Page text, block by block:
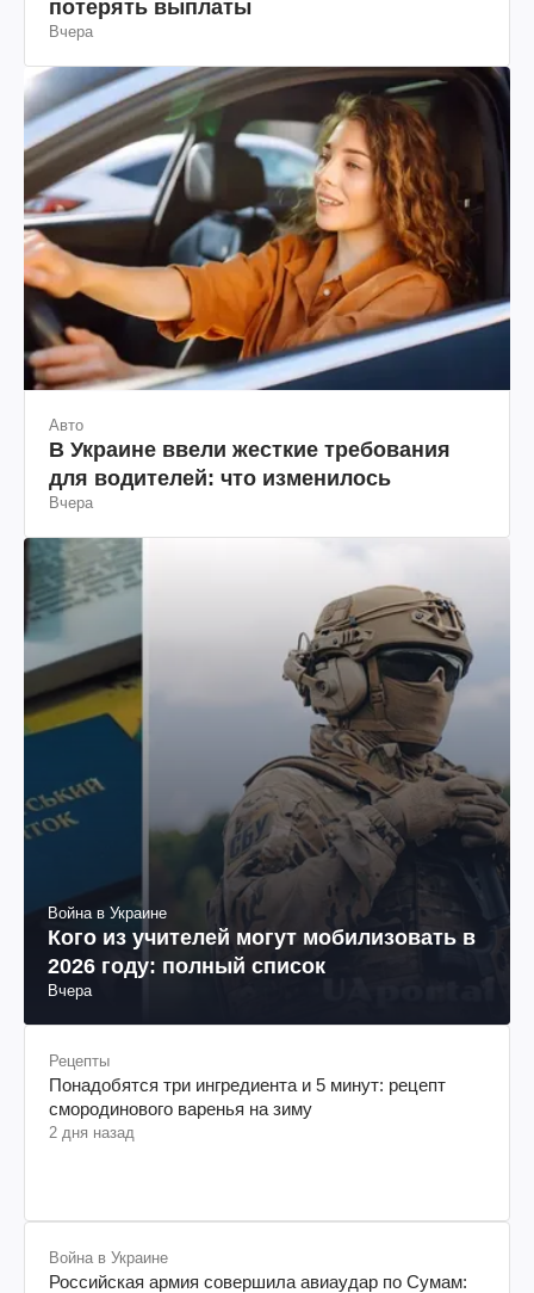
потерять выплаты
Вчера
Авто
В Украине ввели жесткие требования
для водителей: что изменилось
Вчера
Война в Украине
Кого из учителей могут мобилизовать в
2026 году: полный список
Вчера
Рецепты
Понадобятся три ингредиента и 5 минут: рецепт
смородинового варенья на зиму
2 дня назад
Война в Украине
Российская армия совершила авиаудар по Сумам: